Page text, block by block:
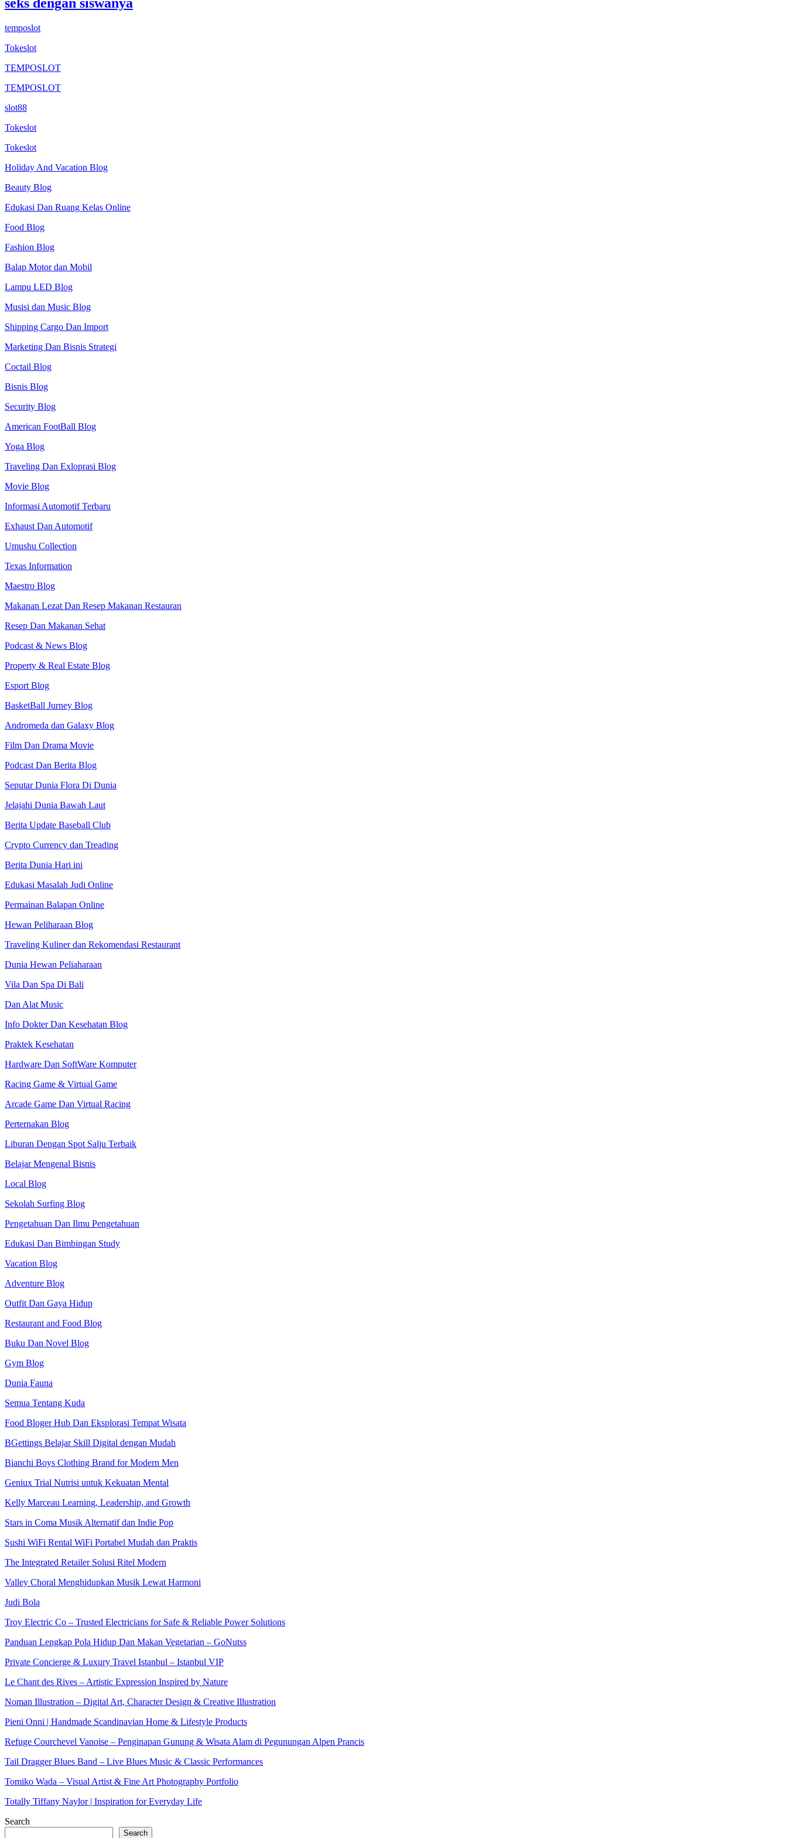
temposlot
Tokeslot
TEMPOSLOT
TEMPOSLOT
slot88
Tokeslot
Tokeslot
Holiday And Vacation Blog
Beauty Blog
Edukasi Dan Ruang Kelas Online
Food Blog
Fashion Blog
Balap Motor dan Mobil
Lampu LED Blog
Musisi dan Music Blog
Shipping Cargo Dan Import
Marketing Dan Bisnis Strategi
Coctail Blog
Bisnis Blog
Security Blog
American FootBall Blog
Yoga Blog
Traveling Dan Exloprasi Blog
Movie Blog
Informasi Automotif Terbaru
Exhaust Dan Automotif
Umushu Collection
Texas Information
Maestro Blog
Makanan Lezat Dan Resep Makanan Restauran
Resep Dan Makanan Sehat
Podcast & News Blog
Property & Real Estate Blog
Esport Blog
BasketBall Jurney Blog
Andromeda dan Galaxy Blog
Film Dan Drama Movie
Podcast Dan Berita Blog
Seputar Dunia Flora Di Dunia
Jelajahi Dunia Bawah Laut
Berita Update Baseball Club
Crypto Currency dan Treading
Berita Dunia Hari ini
Edukasi Masalah Judi Online
Permainan Balapan Online
Hewan Peliharaan Blog
Traveling Kuliner dan Rekomendasi Restaurant
Dunia Hewan Peliaharaan
Vila Dan Spa Di Bali
Dan Alat Music
Info Dokter Dan Kesehatan Blog
Praktek Kesehatan
Hardware Dan SoftWare Komputer
Racing Game & Virtual Game
Arcade Game Dan Virtual Racing
Perternakan Blog
Liburan Dengan Spot Salju Terbaik
Belajar Mengenal Bisnis
Local Blog
Sekolah Surfing Blog
Pengetahuan Dan Ilmu Pengetahuan
Edukasi Dan Bimbingan Study
Vacation Blog
Adventure Blog
Outfit Dan Gaya Hidup
Restaurant and Food Blog
Buku Dan Novel Blog
Gym Blog
Dunia Fauna
Semua Tentang Kuda
Food Bloger Hub Dan Eksplorasi Tempat Wisata
BGettings Belajar Skill Digital dengan Mudah
Bianchi Boys Clothing Brand for Modern Men
Geniux Trial Nutrisi untuk Kekuatan Mental
Kelly Marceau Learning, Leadership, and Growth
Stars in Coma Musik Alternatif dan Indie Pop
Sushi WiFi Rental WiFi Portabel Mudah dan Praktis
The Integrated Retailer Solusi Ritel Modern
Valley Choral Menghidupkan Musik Lewat Harmoni
Judi Bola
Troy Electric Co – Trusted Electricians for Safe & Reliable Power Solutions
Panduan Lengkap Pola Hidup Dan Makan Vegetarian – GoNutss
Private Concierge & Luxury Travel Istanbul – Istanbul VIP
Le Chant des Rives – Artistic Expression Inspired by Nature
Noman Illustration – Digital Art, Character Design & Creative Illustration
Pieni Onni | Handmade Scandinavian Home & Lifestyle Products
Refuge Courchevel Vanoise – Penginapan Gunung & Wisata Alam di Pegunungan Alpen Prancis
Tail Dragger Blues Band – Live Blues Music & Classic Performances
Tomiko Wada – Visual Artist & Fine Art Photography Portfolio
Totally Tiffany Naylor | Inspiration for Everyday Life
Search
Search